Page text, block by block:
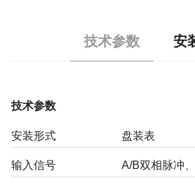
技术参数 安
技术参数
安装形式 盘装表
输入信号 A/B双相脉冲